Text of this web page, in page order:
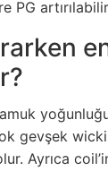
PG
gevşek
Ayrıca